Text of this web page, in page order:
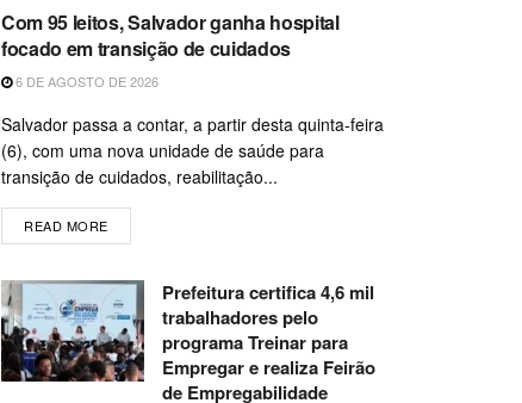
Com 95 leitos, Salvador ganha hospital
focado em transição de cuidados
6 DE AGOSTO DE 2026
Salvador passa a contar, a partir desta quinta-feira
(6), com uma nova unidade de saúde para
transição de cuidados, reabilitação...
READ MORE
Prefeitura certifica 4,6 mil
trabalhadores pelo
programa Treinar para
Empregar e realiza Feirão
de Empregabilidade